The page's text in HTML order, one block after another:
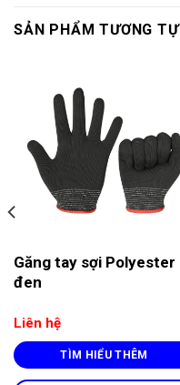
SẢN PHẨM TƯƠNG TỰ
Găng tay sợi Polyester
đen
Liên hệ
TÌM HIỂU THÊM